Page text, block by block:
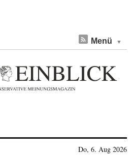
Menü
Do, 6. Aug 2026